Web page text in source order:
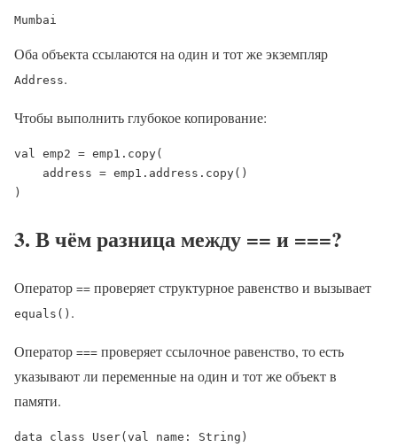
Оба объекта ссылаются на один и тот же экземпляр
Address.
Чтобы выполнить глубокое копирование:
val emp2 = emp1.copy(
)
3. В чём разница между == и ===?
Оператор == проверяет структурное равенство и вызывает
equals() .
Оператор === проверяет ссылочное равенство, то есть
указывают ли переменные на один и тот же объект в
памяти.
data class User(val name: String)